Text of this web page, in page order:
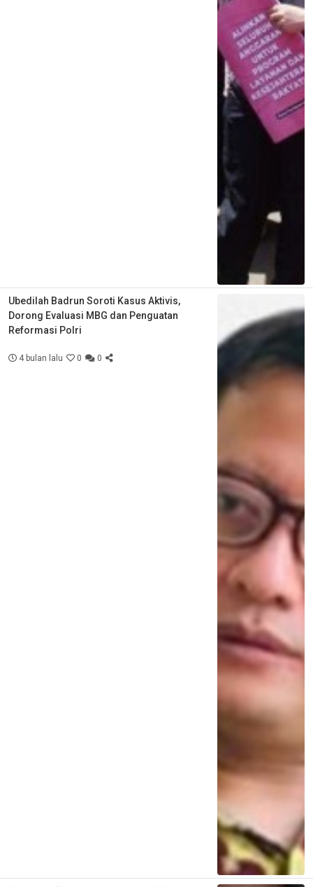
Ubedilah Badrun Soroti Kasus Aktivis,
Dorong Evaluasi MBG dan Penguatan
Reformasi Polri
4 bulan lalu 0 0